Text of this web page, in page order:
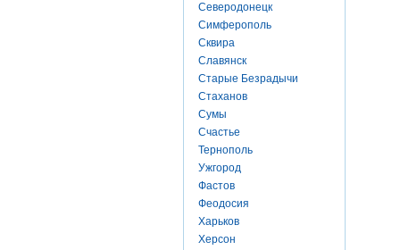
Северодонецк
Симферополь
Сквира
Славянск
Старые Безрадычи
Стаханов
Сумы
Счастье
Тернополь
Ужгород
Фастов
Феодосия
Харьков
Херсон